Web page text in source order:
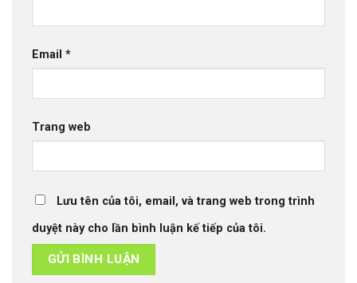
Email *
Trang web
Lưu tên của tôi, email, và trang web trong trình
duyệt này cho lần bình luận kế tiếp của tôi.